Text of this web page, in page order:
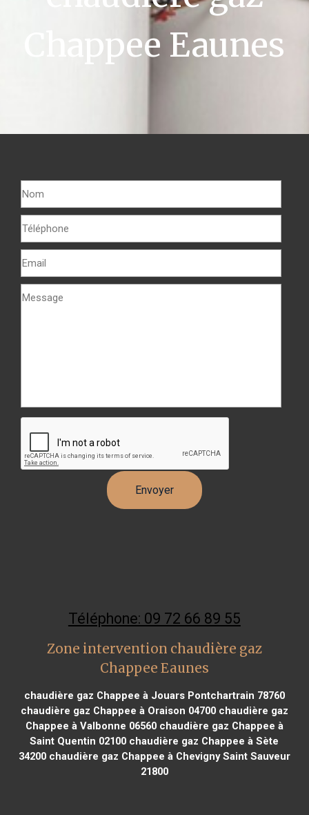
Chappee Eaunes
Téléphone: 09 72 66 89 55
Zone intervention chaudière gaz
Chappee Eaunes
chaudière gaz Chappee à Jouars Pontchartrain 78760
chaudière gaz Chappee à Oraison 04700chaudière gaz
Chappee à Valbonne 06560chaudière gaz Chappee à
Saint Quentin 02100 chaudière gaz Chappee à Sète
34200chaudière gaz Chappee à Chevigny Saint Sauveur
21800